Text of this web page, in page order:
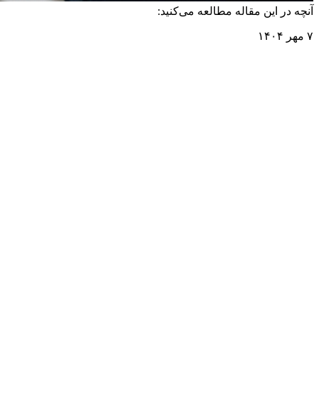
آنچه در این مقاله مطالعه می‌کنید:
۷ مهر ۱۴۰۴